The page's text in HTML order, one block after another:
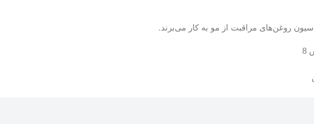
روغن‌های مراقبت از مو به کار می‌برند.